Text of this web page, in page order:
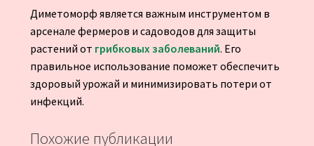
Диметоморф является важным инструментом в
арсенале фермеров и садоводов для защиты
растений от грибковых заболеваний. Его
правильное использование поможет обеспечить
здоровый урожай и минимизировать потери от
инфекций.
Похожие публикации